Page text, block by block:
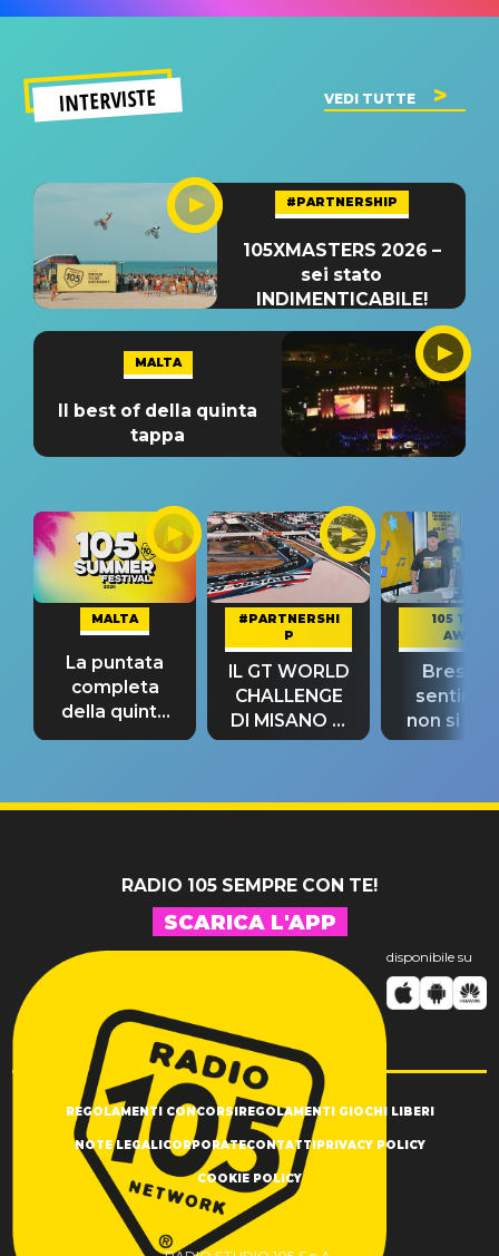
INTERVISTE VEDI TUTTE
#PARTNERSHIP
105XMASTERS 2026 –
sei stato
INDIMENTICABILE!
MALTA
Il best of della quinta
tappa
MALTA
La puntata
completa
della quinta
tappa
#PARTNERSHI
P
IL GT WORLD
CHALLENGE
DI MISANO si
riconferma
105 TAKE
AWAY
Bresh:
non si
fino alla
RADIO 105 SEMPRE CON TE!
SCARICA L'APP
disponibile su
REGOLAMENTI CONCORSIREGOLAMENTI GIOCHI LIBERI
NOTE LEGALICORPORATECONTATTIPRIVACY POLICY
COOKIE POLICY